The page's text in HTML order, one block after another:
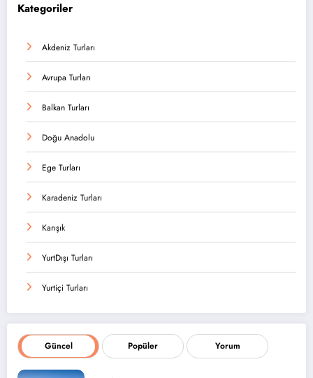
Kategoriler
Akdeniz Turları
Avrupa Turları
Balkan Turları
Doğu Anadolu
Ege Turları
Karadeniz Turları
Karışık
YurtDışı Turları
Yurtiçi Turları
Güncel Popüler Yorum